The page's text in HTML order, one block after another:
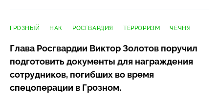
ГРОЗНЫЙ НАК РОСГВАРДИЯ ТЕРРОРИЗМ ЧЕЧНЯ
Глава Росгвардии Виктор Золотов поручил
подготовить документы для награждения
сотрудников, погибших во время
спецоперации в Грозном.